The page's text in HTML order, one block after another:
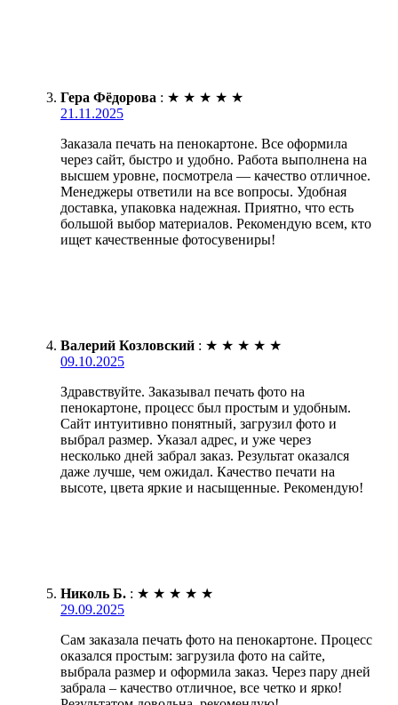
Гера Фёдорова : ★ ★ ★ ★ ★
21.11.2025
Заказала печать на пенокартоне. Все оформила
через сайт, быстро и удобно. Работа выполнена на
высшем уровне, посмотрела — качество отличное.
Менеджеры ответили на все вопросы. Удобная
доставка, упаковка надежная. Приятно, что есть
большой выбор материалов. Рекомендую всем, кто
ищет качественные фотосувениры!
Валерий Козловский : ★ ★ ★ ★ ★
09.10.2025
Здравствуйте. Заказывал печать фото на
пенокартоне, процесс был простым и удобным.
Сайт интуитивно понятный, загрузил фото и
выбрал размер. Указал адрес, и уже через
несколько дней забрал заказ. Результат оказался
даже лучше, чем ожидал. Качество печати на
высоте, цвета яркие и насыщенные. Рекомендую!
Николь Б. : ★ ★ ★ ★ ★
29.09.2025
Сам заказала печать фото на пенокартоне. Процесс
оказался простым: загрузила фото на сайте,
выбрала размер и оформила заказ. Через пару дней
забрала – качество отличное, все четко и ярко!